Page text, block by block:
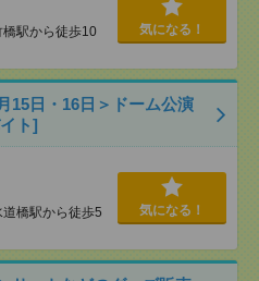
橋駅から徒歩10
気になる！
15日・16日＞ドーム公演
ト]
道橋駅から徒歩5
気になる！